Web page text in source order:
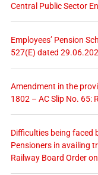
Central Public Sector
Employees’ Pension
527(E) dated
Amendment in the
1802 – AC Slip No. 65:
Difficulties being faced
Pensioners in availing
Railway Board Order